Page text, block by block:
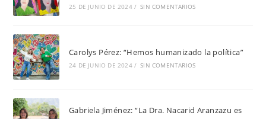
25 DE JUNIO DE 2024 / SIN COMENTARIOS
Carolys Pérez: “Hemos humanizado la política”
24 DE JUNIO DE 2024 / SIN COMENTARIOS
Gabriela Jiménez: “La Dra. Nacarid Aranzazu es